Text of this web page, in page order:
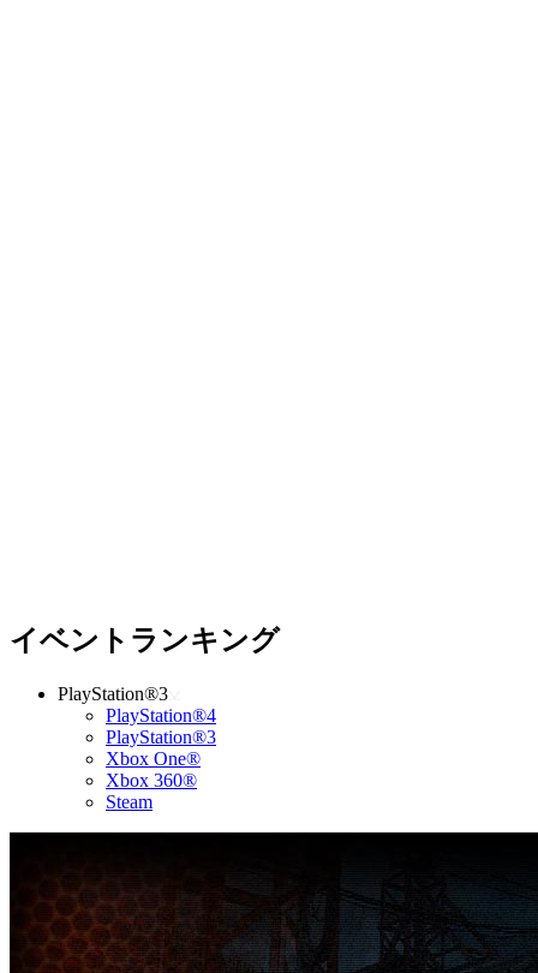
イベントランキング
PlayStation®3
PlayStation®4
PlayStation®3
Xbox One®
Xbox 360®
Steam